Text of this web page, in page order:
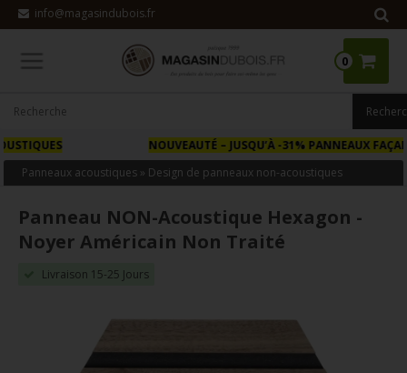
info@magasindubois.fr
0
NOUVEAUTÉ
– JUSQU’À -31% PANNEAUX FAÇADE BOIS
Panneaux acoustiques » Design de panneaux non-acoustiques
Panneau NON-Acoustique Hexagon -
Noyer Américain Non Traité
Livraison 15-25 Jours